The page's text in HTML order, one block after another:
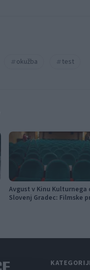
okužba test
Avgust v Kinu Kulturnega
Slovenj Gradec: Filmske